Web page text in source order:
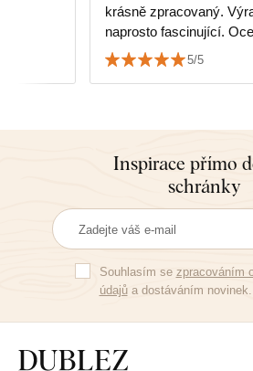
krásně zpracovaný.
naprosto fascinující.
též rychlost dodání a
zabalení.
5/5
Inspirace přímo
schránky
Souhlasím se zpracováním
údajůa dostáváním novinek.